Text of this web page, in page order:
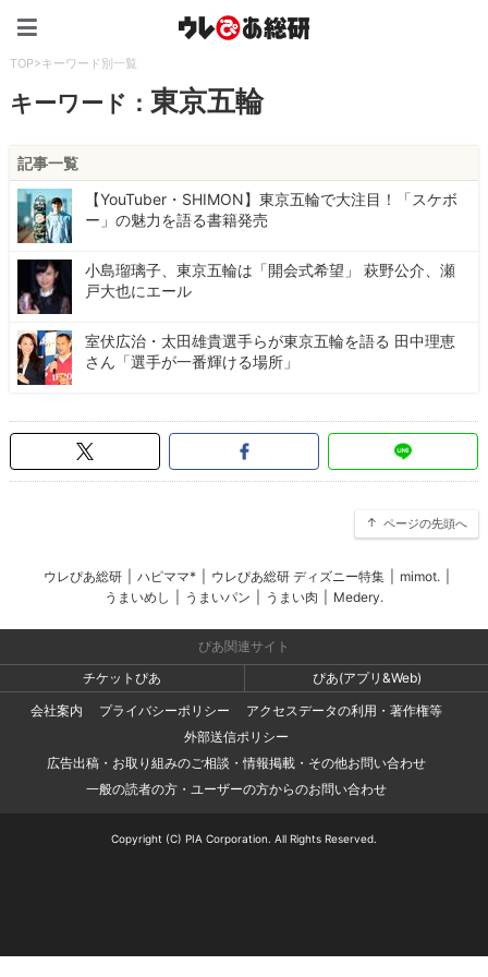
TOP>キーワード別一覧
キーワード：東京五輪
記事一覧
【YouTuber・SHIMON】東京五輪で大注目！「スケボ
ー」の魅力を語る書籍発売
小島瑠璃子、東京五輪は「開会式希望」 萩野公介、瀬
戸大也にエール
室伏広治・太田雄貴選手らが東京五輪を語る 田中理恵
さん「選手が一番輝ける場所」
ページの先頭へ
ウレぴあ総研 ハピママ* ウレぴあ総研 ディズニー特集 mimot.
うまいめし
うまいパン うまい肉 Medery.
ぴあ関連サイト
チケットぴあ
ぴあ(アプリ&Web)
会社案内
プライバシーポリシー
アクセスデータの利用・著作権等
外部送信ポリシー
広告出稿・お取り組みのご相談・情報掲載・その他お問い合わせ
一般の読者の方・ユーザーの方からのお問い合わせ
Copyright (C) PIA Corporation. All Rights Reserved.